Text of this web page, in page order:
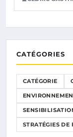
CATÉGORIES
CATÉGORIE
STRATÉGIES DE